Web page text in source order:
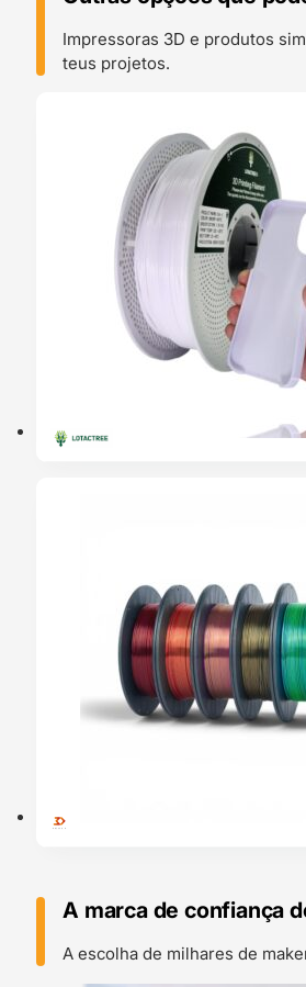
Impressoras 3D e produtos
teus projetos.
A marca de confiança
A escolha de milhares de